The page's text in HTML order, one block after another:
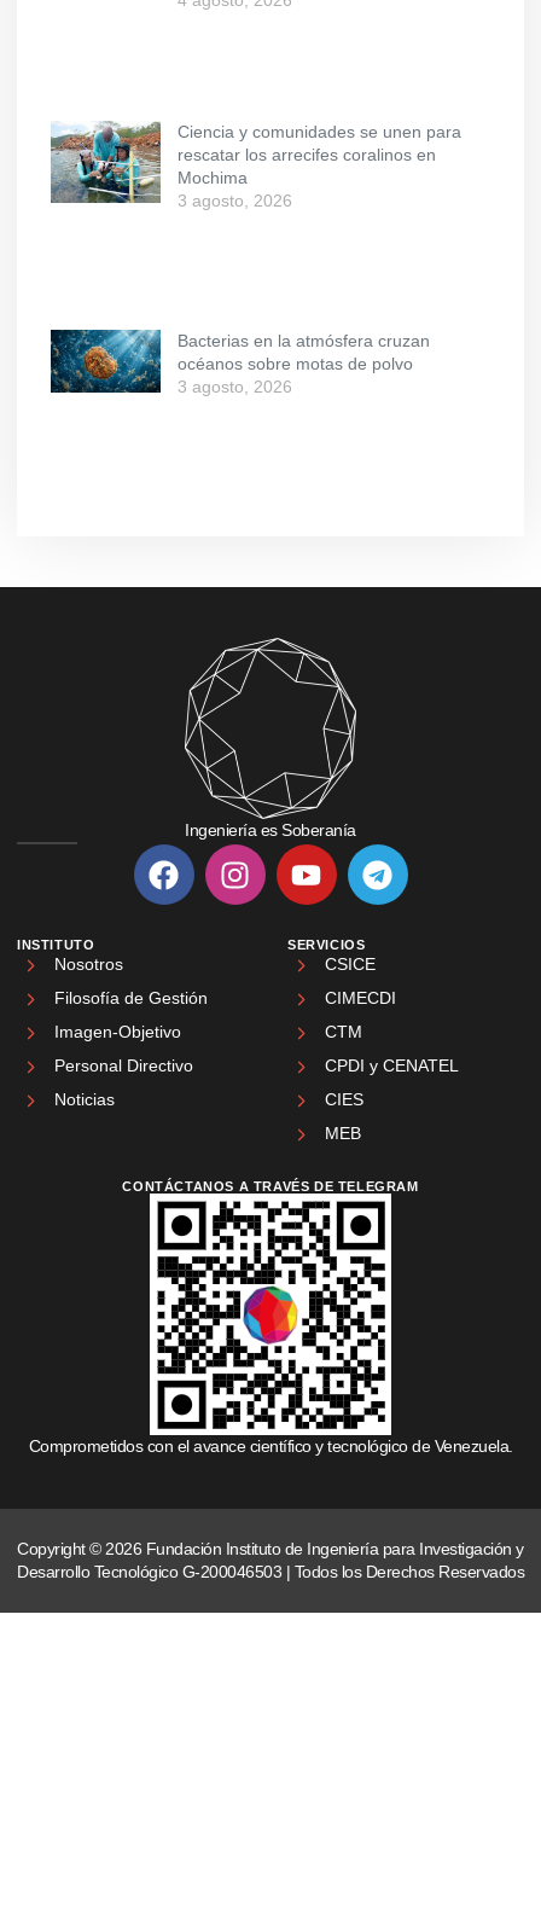
Ciencia y comunidades se unen para
rescatar los arrecifes coralinos en
Mochima
3 agosto, 2026
Bacterias en la atmósfera cruzan
océanos sobre motas de polvo
3 agosto, 2026
Ingeniería es Soberanía
INSTITUTO
Nosotros
Filosofía de Gestión
Imagen-Objetivo
Personal Directivo
Noticias
SERVICIOS
CSICE
CIMECDI
CTM
CPDI y CENATEL
CIES
MEB
CONTÁCTANOS A TRAVÉS DE TELEGRAM
Comprometidos con el avance científico y tecnológico de Venezuela.
Copyright © 2026 Fundación Instituto de Ingeniería para Investigación y
Desarrollo Tecnológico G-200046503 | Todos los Derechos Reservados